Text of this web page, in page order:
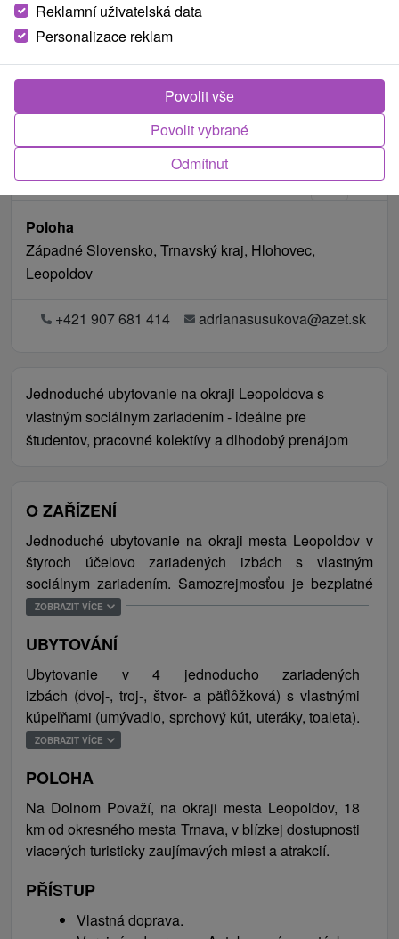
Poloha
Západné Slovensko, Trnavský kraj, Hlohovec,
Leopoldov
+421 907 681 414 adrianasusukova@azet.sk
Jednoduché ubytovanie na okraji Leopoldova s
vlastným sociálnym zariadením - ideálne pre
študentov, pracovné kolektívy a dlhodobý prenájom
O ZAŘÍZENÍ
Jednoduché ubytovanie na okraji mesta Leopoldov v
štyroch účelovo zariadených izbách s vlastným
sociálnym zariadením. Samozrejmosťou je bezplatné
WiFi pripojenie na internet a parkovanie zabezpečené
je ideálne na dlhodobý prenájom pre študentov,
obchodných cestujúcich, robotníkov alebo pracovných
kolektívov okolitých firiem.
Blízke okolie ubytovania poskytuje návštevníkom
bohaté možnosti voľnočasových aktivít v ktoromkoľvek
ročnom období. Neďaleko ubytovania sa
mestami, často označovaná aj ako „malý slovenský
Rím“, ktoré očarí návštevníkov jedinečnými kultúrno-
historickými pamiatkami či cirkevnými
stavbami. Dominantou mesta je historické
pamiatkovú rezerváciu. Architektonické skvosty stráži
ZOBRAZIT VÍCE
UBYTOVÁNÍ
Ubytovanie v 4 jednoducho zariadených
izbách (dvoj-, troj-, štvor- a päťlôžková) s vlastnými
kúpeľňami (umývadlo, sprchový kút, uteráky, toaleta).
Celková ubytovacia kapacita je 14 osôb/lôžok.
ZOBRAZIT VÍCE
POLOHA
Na Dolnom Považí, na okraji mesta Leopoldov, 18
km od okresného mesta Trnava, v blízkej dostupnosti
viacerých turisticky zaujímavých miest a atrakcií.
PŘÍSTUP
Vlastná doprava.
Reklamní uživatelská data
Personalizace reklam
Odmítnut
Povolit vybrané
Povolit vše